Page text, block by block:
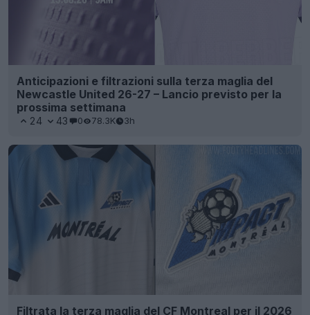
Anticipazioni e filtrazioni sulla terza maglia del
Newcastle United 26-27 – Lancio previsto per la
prossima settimana
24 43 0 78.3K 3h
Filtrata la terza maglia del CF Montreal per il 2026